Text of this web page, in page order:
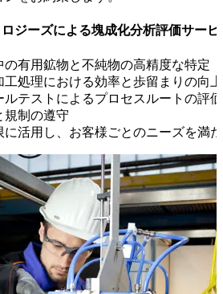
ジーズによる塊成化分析評価サー
有用鉱物と不純物の高精度な特定
処理における効率と歩留まりの向上
ルテストによるプロセスルートの評
規制の遵守
に活用し、お客様ごとのニーズを満